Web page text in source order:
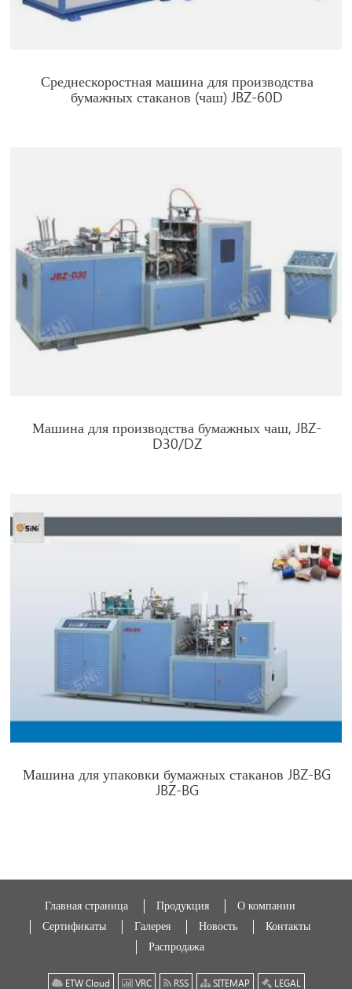
Среднескоростная машина для производства
бумажных стаканов (чаш) JBZ-60D
Машина для производства бумажных чаш, JBZ-
D30/DZ
Машина для упаковки бумажных стаканов JBZ-BG
JBZ-BG
Главная страница Продукция
О компании
Сертификаты
Галерея Новость
Контакты
Распродажа
ETW Cloud VRC RSS SITEMAP LEGAL